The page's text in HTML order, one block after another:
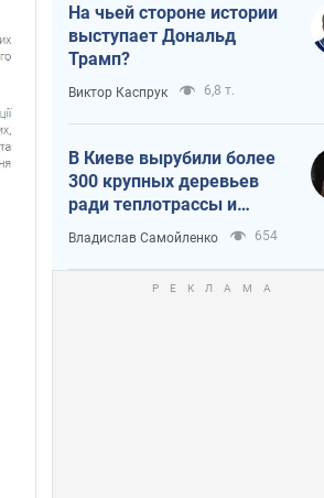
На чьей стороне истории
выступает Дональд
Трамп?
Виктор Каспрук 6,8 т.
В Киеве вырубили более
300 крупных деревьев
ради теплотрассы и
вопреки Генплану
Владислав Самойленко 654